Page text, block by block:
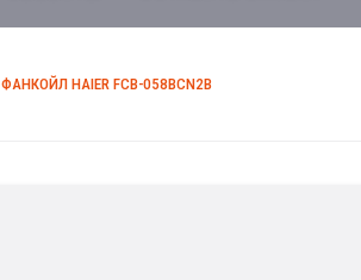
ФАНКОЙЛ HAIER FCB-058BCN2B